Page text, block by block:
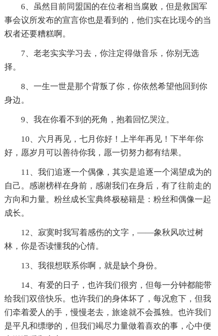
6、虽然目前同盟国的在位者相当腐败，但是救国军
事会议所发布的宣言你也是看到的，他们实在比现今的当
权者还要糟糕啊。
7、老老实实学习去，你注定得做音乐，你别无选
择。
8、一生一世是那个背叛了你，你依然希望他回到你
身边。
9、我在你看不到的死角，抱着回忆哭泣。
10、六月再见，七月你好！上半年再见！下半年你
好，愿岁月可以善待你我，愿一切努力都有结果。
11、我们追逐一个偶像，其实是追逐一个渴望成为的
自己。感谢榜样在身前，感谢我们在身后，有了往前走的
方向和力量。粉丝成长宝典终极秘籍是：粉丝和偶像一起
成长。
12、寂寞时我写着感伤的文字，——象秋风吹过树
林，你是否读懂我的心情。
13、我很想联系你啊，就是缺个身份。
14、有爱的日子，也许我们很穷，但每一分钟都能带
给我们双倍快乐。也许我们的身体坏了，每况愈下，但我
们牵着爱人的手，慢慢老去，旅途就不会孤独。也许我们
是平凡和缥缈的，但我们竭尽力量做着喜欢的事，心中便